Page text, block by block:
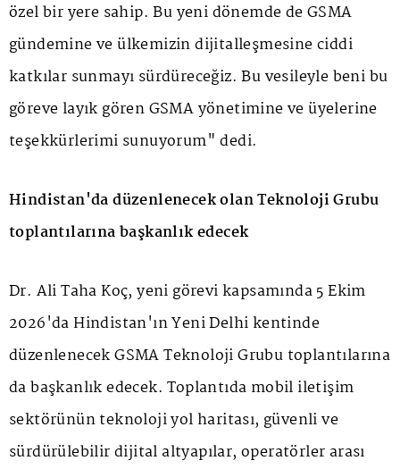
özel bir yere sahip. Bu yeni dönemde de GSMA
gündemine ve ülkemizin dijitalleşmesine ciddi
katkılar sunmayı sürdüreceğiz. Bu vesileyle beni bu
göreve layık gören GSMA yönetimine ve üyelerine
teşekkürlerimi sunuyorum" dedi.
Hindistan'da düzenlenecek olan Teknoloji Grubu
toplantılarına başkanlık edecek
Dr. Ali Taha Koç, yeni görevi kapsamında 5 Ekim
2026'da Hindistan'ın Yeni Delhi kentinde
düzenlenecek GSMA Teknoloji Grubu toplantılarına
da başkanlık edecek. Toplantıda mobil iletişim
sektörünün teknoloji yol haritası, güvenli ve
sürdürülebilir dijital altyapılar, operatörler arası